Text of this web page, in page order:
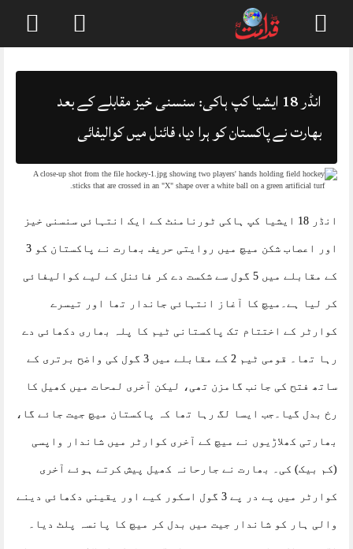
content
انڈر 18 ایشیا کپ ہاکی: سنسنی خیز مقابلے کے بعد
بھارت نے پاکستان کو ہرا دیا، فائنل میں کوالیفائی
انڈر 18 ایشیا کپ ہاکی ٹورنامنٹ کے ایک انتہائی سنسنی خیز
اور اعصاب شکن میچ میں روایتی حریف بھارت نے پاکستان کو 3
کے مقابلے میں 5 گول سے شکست دے کر فائنل کے لیے کوالیفائی
کر لیا ہے۔میچ کا آغاز انتہائی جاندار تھا اور تیسرے
کوارٹر کے اختتام تک پاکستانی ٹیم کا پلہ بھاری دکھائی دے
رہا تھا۔ قومی ٹیم 2 کے مقابلے میں 3 گول کی واضح برتری کے
ساتھ فتح کی جانب گامزن تھی، لیکن آخری لمحات میں کھیل کا
رخ بدل گیا۔جب ایسا لگ رہا تھا کہ پاکستان میچ جیت جائے گا،
بھارتی کھلاڑیوں نے میچ کے آخری کوارٹر میں شاندار واپسی
(کم بیک) کی۔ بھارت نے جارحانہ کھیل پیش کرتے ہوئے آخری
کوارٹر میں پے در پے 3 گول اسکور کیے اور یقینی دکھائی دینے
والی ہار کو شاندار جیت میں بدل کر میچ کا پانسہ پلٹ دیا۔